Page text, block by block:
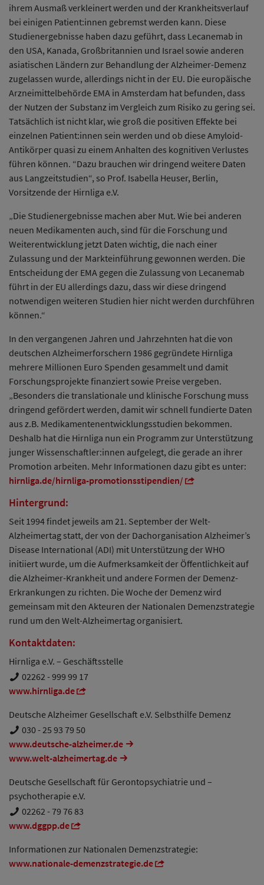
ihrem Ausmaß verkleinert werden und der Krankheitsverlauf
bei einigen Patient:innen gebremst werden kann. Diese
Studienergebnisse haben dazu geführt, dass Lecanemab in
den USA, Kanada, Großbritannien und Israel sowie anderen
asiatischen Ländern zur Behandlung der Alzheimer-Demenz
zugelassen wurde, allerdings nicht in der EU. Die europäische
Arzneimittelbehörde EMA in Amsterdam hat befunden, dass
der Nutzen der Substanz im Vergleich zum Risiko zu gering sei.
Tatsächlich ist nicht klar, wie groß die positiven Effekte bei
einzelnen Patient:innen sein werden und ob diese Amyloid-
Antikörper quasi zu einem Anhalten des kognitiven Verlustes
führen können. “Dazu brauchen wir dringend weitere Daten
aus Langzeitstudien“, so Prof. Isabella Heuser, Berlin,
Vorsitzende der Hirnliga e.V.
„Die Studienergebnisse machen aber Mut. Wie bei anderen
neuen Medikamenten auch, sind für die Forschung und
Weiterentwicklung jetzt Daten wichtig, die nach einer
Zulassung und der Markteinführung gewonnen werden. Die
Entscheidung der EMA gegen die Zulassung von Lecanemab
führt in der EU allerdings dazu, dass wir diese dringend
notwendigen weiteren Studien hier nicht werden durchführen
können.“
In den vergangenen Jahren und Jahrzehnten hat die von
deutschen Alzheimerforschern 1986 gegründete Hirnliga
mehrere Millionen Euro Spenden gesammelt und damit
Forschungsprojekte finanziert sowie Preise vergeben.
„Besonders die translationale und klinische Forschung muss
dringend gefördert werden, damit wir schnell fundierte Daten
aus z.B. Medikamentenentwicklungsstudien bekommen.
Deshalb hat die Hirnliga nun ein Programm zur Unterstützung
junger Wissenschaftler:innen aufgelegt, die gerade an ihrer
Promotion arbeiten. Mehr Informationen dazu gibt es unter:
hirnliga.de/hirnliga-promotionsstipendien/
Hintergrund:
Seit 1994 findet jeweils am 21. September der Welt-
Alzheimertag statt, der von der Dachorganisation Alzheimer’s
Disease International (ADI) mit Unterstützung der WHO
initiiert wurde, um die Aufmerksamkeit der Öffentlichkeit auf
die Alzheimer-Krankheit und andere Formen der Demenz-
Erkrankungen zu richten. Die Woche der Demenz wird
gemeinsam mit den Akteuren der Nationalen Demenzstrategie
rund um den Welt-Alzheimertag organisiert.
Kontaktdaten:
Hirnliga e.V. – Geschäftsstelle
02262 - 999 99 17
www.hirnliga.de
Deutsche Alzheimer Gesellschaft e.V. Selbsthilfe Demenz
030 - 25 93 79 50
www.deutsche-alzheimer.de
www.welt-alzheimertag.de
Deutsche Gesellschaft für Gerontopsychiatrie und –
psychotherapie e.V.
02262 - 79 76 83
www.dggpp.de
Informationen zur Nationalen Demenzstrategie:
​​​​​​​www.nationale-demenzstrategie.de